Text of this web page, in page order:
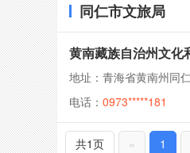
同仁市文旅局
黄南藏族自治州文化
地址：青海省黄南州同
电话： 0973*****181
共1页 « 1